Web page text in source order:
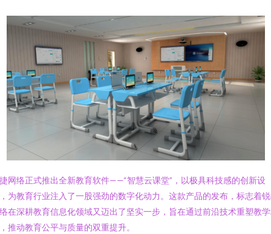
网络正式推出全新教育软件——“智慧云课堂”，以极具科技感的创新设
为教育行业注入了一股强劲的数字化动力。这款产品的发布，标志着
在深耕教育信息化领域又迈出了坚实一步，旨在通过前沿技术重塑教
推动教育公平与质量的双重提升。